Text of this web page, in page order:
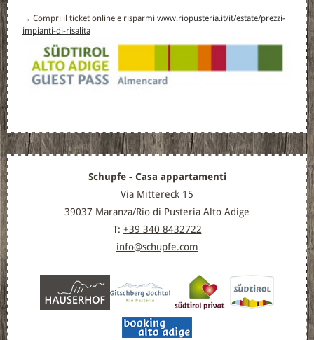
→ Compri il ticket online e risparmi www.riopusteria.it/it/estate/prezzi-
impianti-di-risalita
Schupfe - Casa appartamenti
Via Mittereck 15
39037 Maranza/Rio di Pusteria Alto Adige
T: +39 340 8432722
info@schupfe.com